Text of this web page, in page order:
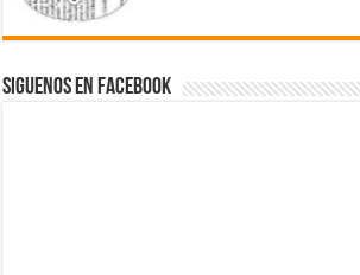
Siguenos en Facebook